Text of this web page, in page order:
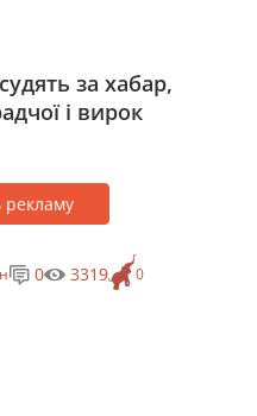
за хабар,
і вирок
0
0 3319